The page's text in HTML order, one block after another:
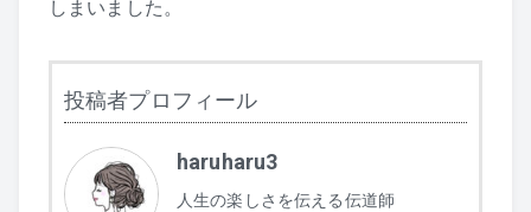
しまいました。
投稿者プロフィール
haruharu3
人生の楽しさを伝える伝道師